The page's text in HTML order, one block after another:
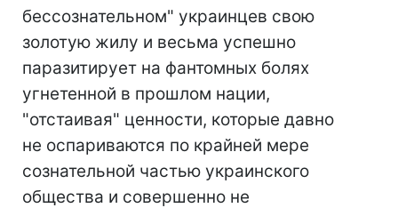
бессознательном" украинцев свою
золотую жилу и весьма успешно
паразитирует на фантомных болях
угнетенной в прошлом нации,
"отстаивая" ценности, которые давно
не оспариваются по крайней мере
сознательной частью украинского
общества и совершенно не